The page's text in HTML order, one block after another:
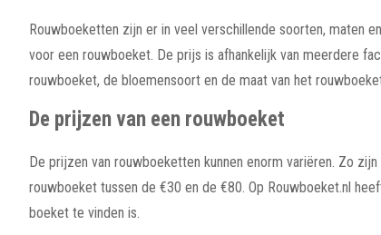
Rouwboeketten zijn er in veel verschillende soorten, maten
voor een rouwboeket. De prijs is afhankelijk van meerdere
rouwboeket, de bloemensoort en de maat van het
De prijzen van een rouwboeket
De prijzen van rouwboeketten kunnen enorm variëren. Zo
rouwboeket tussen de €30 en de €80. Op Rouwboeket.nl
boeket te vinden is.